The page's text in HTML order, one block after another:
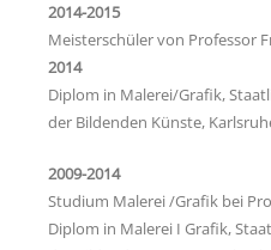
Psycho-Paten
Ansprechpartner
Anfahrt
2014-2015
Meisterschüler von Professor
2014
Diplom in Malerei/Grafik,
der Bildenden Künste,
2009-2014
Studium Malerei /Grafik bei
Diplom in Malerei I Grafik,